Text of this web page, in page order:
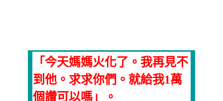
「今天媽媽火化了。我再見不
到他。求求你們。就給我1萬
個讚可以嗎」。